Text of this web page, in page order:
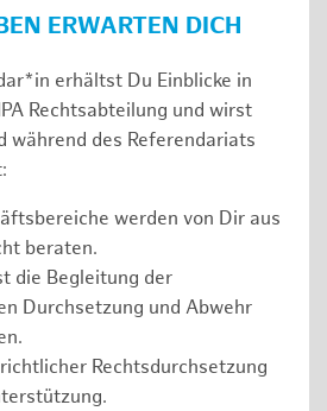
ERWARTEN DICH
erhältst Du Einblicke in
Rechtsabteilung und wirst
während des Referendariats
werden von Dir aus
beraten.
die Begleitung der
Durchsetzung und Abwehr
Rechtsdurchsetzung